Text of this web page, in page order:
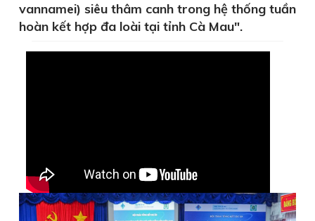
vannamei) siêu thâm canh trong hệ thống tuần
hoàn kết hợp đa loài tại tỉnh Cà Mau".